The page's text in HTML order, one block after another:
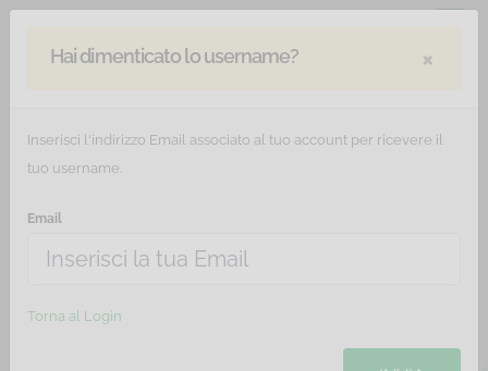
Hai dimenticato lo username? ×
Inserisci l'indirizzo Email associato al tuo account per ricevere il
tuo username.
Email
Torna al Login
Microsoft WORD 2016 -
Basic Level - 6 ore
Il corso ha l'obiettivo di fornire le informazioni utili per